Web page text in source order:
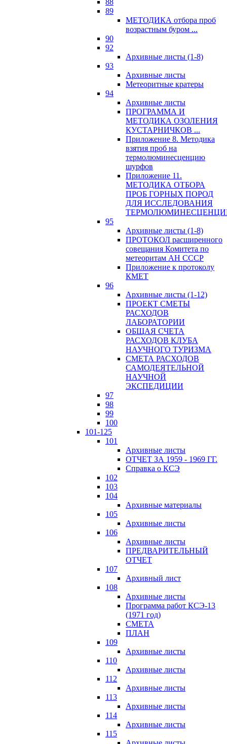
88
89
МЕТОДИКА отбора проб
возрастным буром ...
90
92
Архивные листы (1-8)
93
Архивные листы
Метеоритные кратеры
94
Архивные листы
ПРОГРАММА И
МЕТОДИКА ОЗОЛЕНИЯ
КУСТАРНИЧКОВ ...
Приложение 8. Методика
взятия проб на
термолюминесценцию
шурфов
Приложение 11.
МЕТОДИКА ОТБОРА
ПРОБ ГОРНЫХ ПОРОД
ДЛЯ ИССЛЕДОВАНИЯ
95
Архивные листы (1-8)
ПРОТОКОЛ расширенного
совещания Комитета по
метеоритам АН СССР
Приложение к протоколу
КМЕТ
96
Архивные листы (1-12)
ПРОЕКТ СМЕТЫ
РАСХОДОВ
ЛАБОРАТОРИИ
ОБЩАЯ СЧЕТА
РАСХОДОВ КЛУБА
НАУЧНОГО ТУРИЗМА
СМЕТА РАСХОДОВ
САМОДЕЯТЕЛЬНОЙ
НАУЧНОЙ
ЭКСПЕДИЦИИ
97
98
99
100
101-125
101
Архивные листы
ОТЧЕТ ЗА 1959 - 1969 ГГ.
Справка о КСЭ
102
103
104
Архивные материалы
105
Архивные листы
106
Архивные листы
ПРЕДВАРИТЕЛЬНЫЙ
ОТЧЕТ
107
Архивный лист
108
Архивные листы
Программа работ КСЭ-13
(1971 год)
СМЕTA
ПЛАН
109
Архивные листы
110
Архивные листы
112
Архивные листы
113
Архивные листы
114
Архивные листы
115